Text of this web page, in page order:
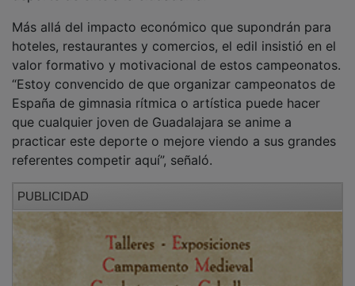
El concejal agradeció además la confianza depositada
por la Federación Española de Gimnasia y puso en
valor el trabajo de los clubes locales, cuatro de
gimnasia rítmica y uno de gimnasia artística, “que